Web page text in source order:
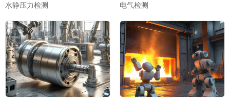
水静压力检测 电气检测